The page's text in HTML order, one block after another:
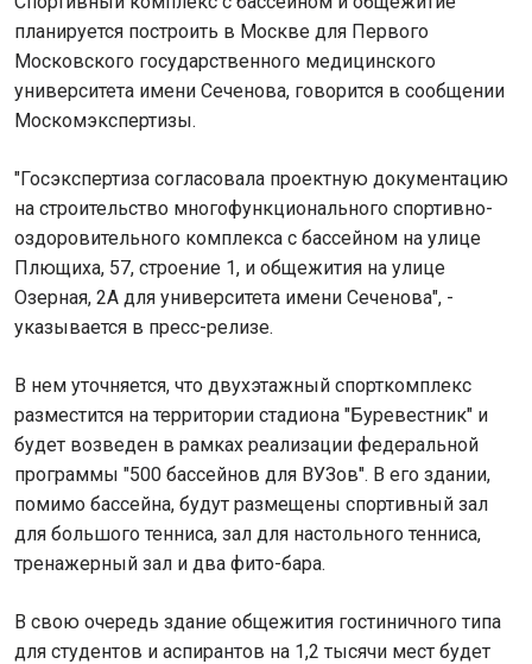
планируется построить в Москве для Первого
Московского государственного медицинского
университета имени Сеченова, говорится в сообщении
Москомэкспертизы.
"Госэкспертиза согласовала проектную документацию
на строительство многофункционального спортивно-
оздоровительного комплекса с бассейном на улице
Плющиха, 57, строение 1, и общежития на улице
Озерная, 2А для университета имени Сеченова", -
указывается в пресс-релизе.
В нем уточняется, что двухэтажный спорткомплекс
разместится на территории стадиона "Буревестник" и
будет возведен в рамках реализации федеральной
программы "500 бассейнов для ВУЗов". В его здании,
помимо бассейна, будут размещены спортивный зал
для большого тенниса, зал для настольного тенниса,
тренажерный зал и два фито-бара.
В свою очередь здание общежития гостиничного типа
для студентов и аспирантов на 1,2 тысячи мест будет